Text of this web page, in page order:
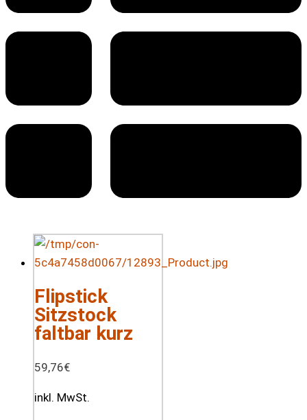
Flipstick
Sitzstock
faltbar kurz
59,76€
inkl. MwSt.